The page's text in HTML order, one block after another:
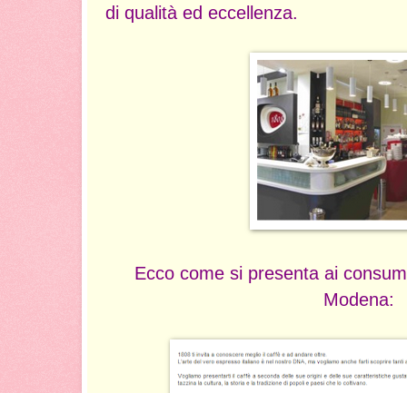
di qualità ed eccellenza.
Ecco come si presenta ai
Modena: